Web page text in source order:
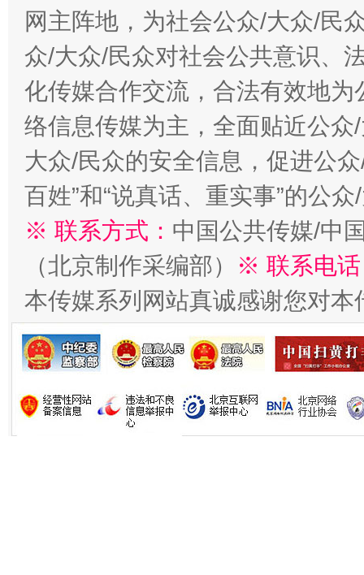
在谋一域中谋全局
今
习近平的博鳌关键词
魏明亮
网主阵地，为社会公众/大众/民
众/大众/民众对社会公共意识、
化传媒合作交流，合法有效地
络信息传媒为主，全面贴近公
大众/民众的安全信息，促进公
百姓”和“说真话、重实事”的公
※ 联系方式： 中国公共传媒/中
（北京制作采编部）
※ 联系电
本传媒系列网站真诚感谢您对